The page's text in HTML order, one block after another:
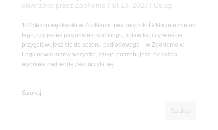
utworzone przez ZooNemo lut 13, 2026 Usługi
104Sezon wędkarski w ZooNemo trwa cały rok! 🎣 Niezależnie od
tego, czy jesteś pasjonatem spinningu, spławika, czy właśnie
przygotowujesz się do sezonu podlodowego – w ZooNemo w
Legionowie mamy wszystko, czego potrzebujesz, by każda
wyprawa nad wodę zakończyła się...
Szukaj